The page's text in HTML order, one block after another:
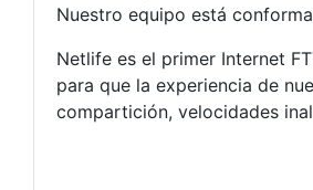
Nuestro equipo está
Netlife es el primer Internet
para que la experiencia de
compartición, velocidades